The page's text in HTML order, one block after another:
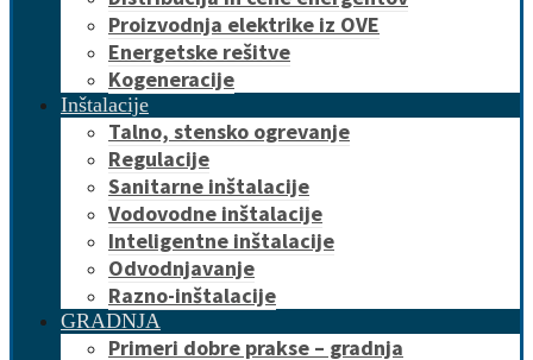
Proizvodnja elektrike iz OVE
Energetske rešitve
Kogeneracije
Inštalacije
Talno, stensko ogrevanje
Regulacije
Sanitarne inštalacije
Vodovodne inštalacije
Inteligentne inštalacije
Odvodnjavanje
Razno-inštalacije
GRADNJA
Primeri dobre prakse – gradnja